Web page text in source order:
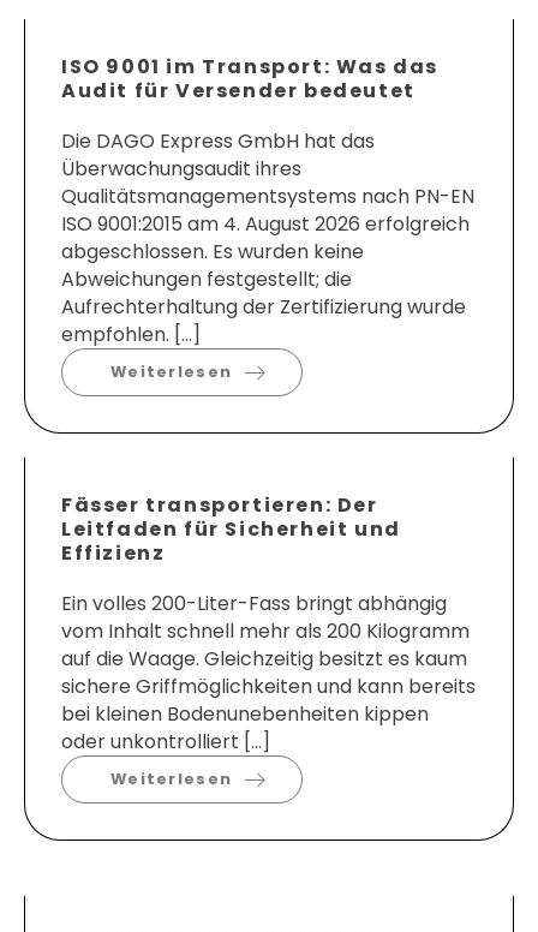
ISO 9001 im Transport: Was das
Audit für Versender bedeutet
Die DAGO Express GmbH hat das
Überwachungsaudit ihres
Qualitätsmanagementsystems nach PN-EN
ISO 9001:2015 am 4. August 2026 erfolgreich
abgeschlossen. Es wurden keine
Abweichungen festgestellt; die
Aufrechterhaltung der Zertifizierung wurde
empfohlen. […]
Weiterlesen
Fässer transportieren: Der
Leitfaden für Sicherheit und
Effizienz
Ein volles 200-Liter-Fass bringt abhängig
vom Inhalt schnell mehr als 200 Kilogramm
auf die Waage. Gleichzeitig besitzt es kaum
sichere Griffmöglichkeiten und kann bereits
bei kleinen Bodenunebenheiten kippen
oder unkontrolliert […]
Weiterlesen